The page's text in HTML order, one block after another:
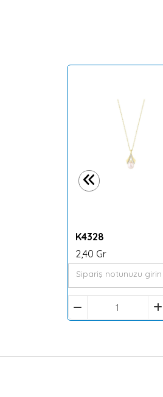
K4328
2,40 Gr